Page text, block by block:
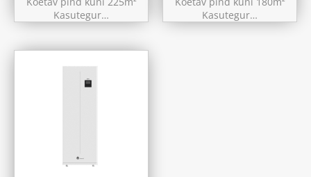
Kasutegur…
Kasutegur…